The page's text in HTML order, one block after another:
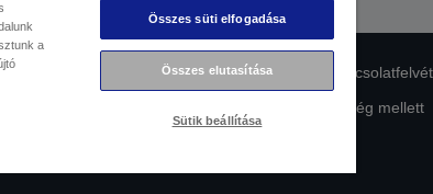
nyilatkozat EU Data Act Compliance
Az Epson elkötelezettsége az akadálymentesség mellett
a
Összes süti elfogadása
Összes elutasítása
Sütik beállítása